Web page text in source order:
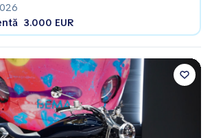
3.000 EUR